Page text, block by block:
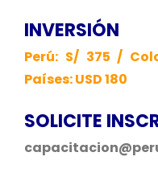
INVERSIÓN
Perú: S/ 375 /
Países: USD 180
SOLICITE